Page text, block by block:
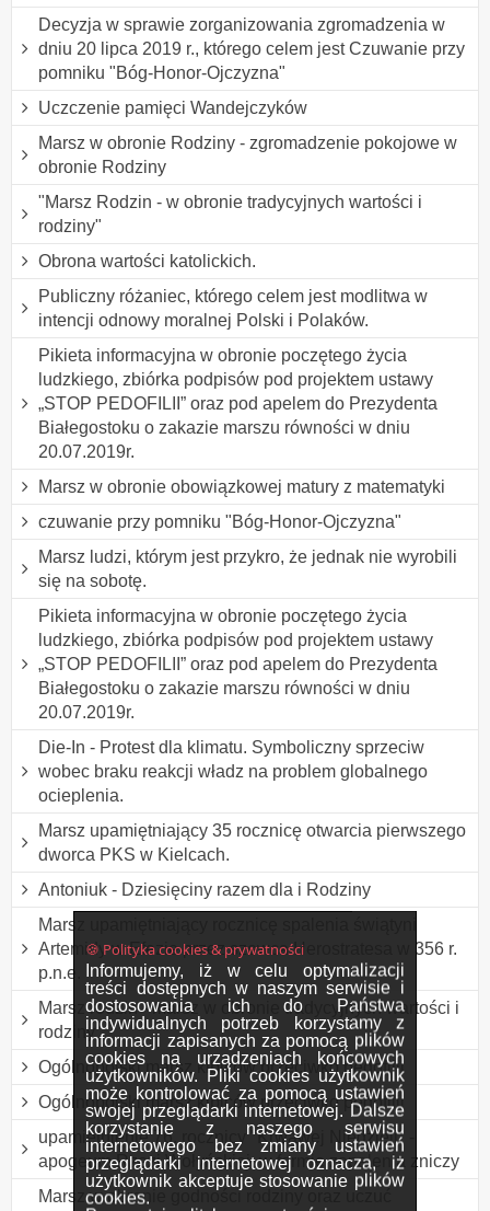
🍪 Polityka cookies & prywatności
Informujemy, iż w celu optymalizacji
treści dostępnych w naszym serwisie i
dostosowania ich do Państwa
indywidualnych potrzeb korzystamy z
informacji zapisanych za pomocą plików
cookies na urządzeniach końcowych
użytkowników. Pliki cookies użytkownik
może kontrolować za pomocą ustawień
swojej przeglądarki internetowej. Dalsze
korzystanie z naszego serwisu
internetowego bez zmiany ustawień
przeglądarki internetowej oznacza, iż
użytkownik akceptuje stosowanie plików
cookies.
Decyzja w sprawie zorganizowania zgromadzenia w
dniu 20 lipca 2019 r., którego celem jest Czuwanie przy
pomniku "Bóg-Honor-Ojczyzna"
Uczczenie pamięci Wandejczyków
Marsz w obronie Rodziny - zgromadzenie pokojowe w
obronie Rodziny
"Marsz Rodzin - w obronie tradycyjnych wartości i
rodziny"
Obrona wartości katolickich.
Publiczny różaniec, którego celem jest modlitwa w
intencji odnowy moralnej Polski i Polaków.
Pikieta informacyjna w obronie poczętego życia
ludzkiego, zbiórka podpisów pod projektem ustawy
„STOP PEDOFILII” oraz pod apelem do Prezydenta
Białegostoku o zakazie marszu równości w dniu
20.07.2019r.
Marsz w obronie obowiązkowej matury z matematyki
czuwanie przy pomniku "Bóg-Honor-Ojczyzna"
Marsz ludzi, którym jest przykro, że jednak nie wyrobili
się na sobotę.
Pikieta informacyjna w obronie poczętego życia
ludzkiego, zbiórka podpisów pod projektem ustawy
„STOP PEDOFILII” oraz pod apelem do Prezydenta
Białegostoku o zakazie marszu równości w dniu
20.07.2019r.
Die-In - Protest dla klimatu. Symboliczny sprzeciw
wobec braku reakcji władz na problem globalnego
ocieplenia.
Marsz upamiętniający 35 rocznicę otwarcia pierwszego
dworca PKS w Kielcach.
Antoniuk - Dziesięciny razem dla i Rodziny
Marsz upamiętniający rocznicę spalenia świątyni
Artemidy w Efezie przez szewca Herostratesa w 356 r.
p.n.e.
Marsz rodzin - marsz w obronie tradycyjnych wartości i
rodziny
Ogólnopolski marsz kibiców przeciwko pedofilii
Ogólnopolski marsz kibiców przeciwko pedofilii
upamiętnienie 76. rocznicy "Krwawej Niedzieli" -
apogeum Rzezi Wołyńskiej, w formie zapalenia zniczy
Marsz w obronie godności rodziny oraz uczuć